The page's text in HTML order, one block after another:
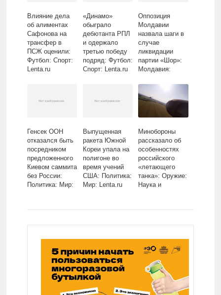
Влияние дела
об алиментах
Сафонова на
трансфер в
ПСЖ оценили:
Футбол: Спорт:
Lenta.ru
«Динамо»
обыграло
дебютанта РПЛ
и одержало
третью победу
подряд: Футбол:
Спорт: Lenta.ru
Оппозиция
Молдавии
назвала шаги в
случае
ликвидации
партии «Шор»:
Молдавия:
Lenta.ru
Генсек ООН
отказался быть
посредником
предложенного
Киевом саммита
без России:
Политика: Мир:
Выпущенная
ракета Южной
Кореи упала на
полигоне во
время учений
США: Политика:
Мир: Lenta.ru
Минобороны
рассказало об
особенностях
российского
«летающего
танка»: Оружие:
Наука и